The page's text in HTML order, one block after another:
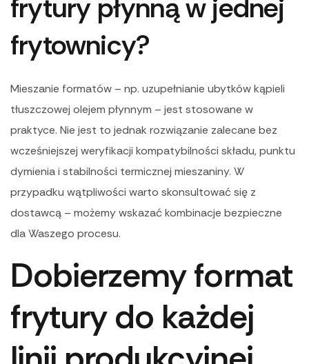
frytury płynną w jednej
frytownicy?
Mieszanie formatów – np. uzupełnianie ubytków kąpieli
tłuszczowej olejem płynnym – jest stosowane w
praktyce. Nie jest to jednak rozwiązanie zalecane bez
wcześniejszej weryfikacji kompatybilności składu, punktu
dymienia i stabilności termicznej mieszaniny. W
przypadku wątpliwości warto skonsultować się z
dostawcą – możemy wskazać kombinacje bezpieczne
dla Waszego procesu.
Dobierzemy format
frytury do każdej